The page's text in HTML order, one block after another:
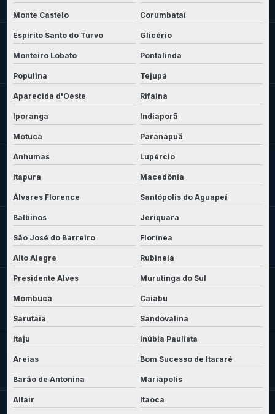
Monte Castelo Corumbataí
Espírito Santo do Turvo Glicério
Monteiro Lobato Pontalinda
Populina Tejupá
Aparecida d'Oeste Rifaina
Iporanga Indiaporã
Motuca Paranapuã
Anhumas Lupércio
Itapura Macedônia
Álvares Florence Santópolis do Aguapeí
Balbinos Jeriquara
São José do Barreiro Florínea
Alto Alegre Rubineia
Presidente Alves Murutinga do Sul
Mombuca Caiabu
Sarutaiá Sandovalina
Itaju Inúbia Paulista
Areias Bom Sucesso de Itararé
Barão de Antonina Mariápolis
Altair Itaoca